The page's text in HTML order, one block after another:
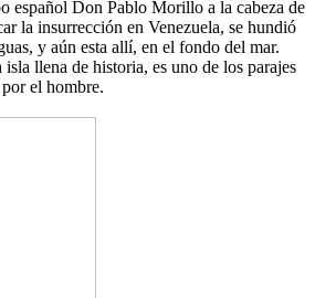
español Don Pablo Morillo a la cabeza de
la insurrección en Venezuela, se hundió
y aún esta allí, en el fondo del mar.
llena de historia, es uno de los parajes
el hombre.